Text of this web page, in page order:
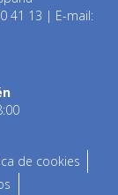
41 13 | E-mail:
de cookies